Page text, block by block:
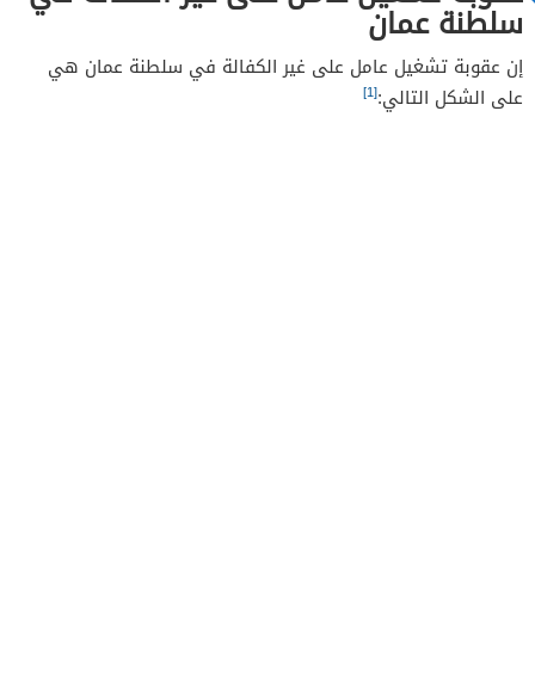
سلطنة عمان
إن عقوبة تشغيل عامل على غير الكفالة في سلطنة عمان هي
على الشكل التالي:[1]